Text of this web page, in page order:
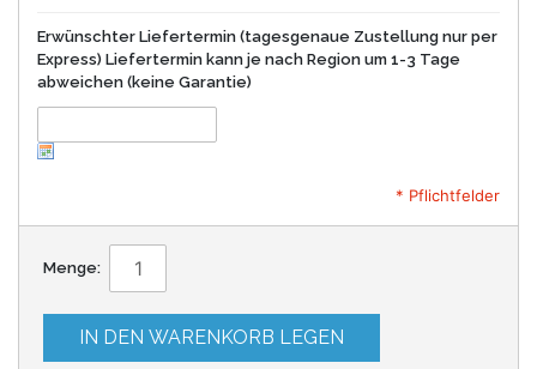
Erwünschter Liefertermin (tagesgenaue Zustellung nur per
Express) Liefertermin kann je nach Region um 1-3 Tage
abweichen (keine Garantie)
* Pflichtfelder
Menge:
IN DEN WARENKORB LEGEN